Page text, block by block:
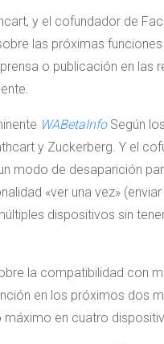
y el cofundador de
las próximas
o publicación en las
WABetaInfoSegún
y Zuckerberg. Y el
modo de desaparición
«ver una vez»
dispositivos sin
la compatibilidad con
en los próximos dos
en cuatro